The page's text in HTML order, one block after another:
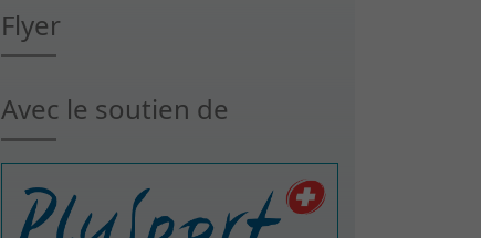
Flyer
Avec le soutien de